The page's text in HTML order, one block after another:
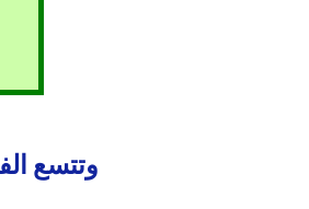
وتتسع